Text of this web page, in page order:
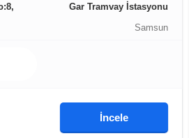
Gar Tramvay İstasyonu
Samsun
İncele